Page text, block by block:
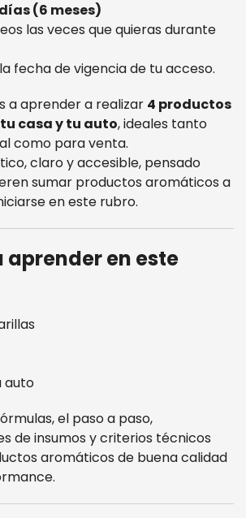
(6 meses)
las veces que quieras durante
fecha de vigencia de tu acceso.
a aprender a realizar 4 productos
casa y tu auto, ideales tanto
como para venta.
claro y accesible, pensado
sumar productos aromáticos a
en este rubro.
aprender en este
auto
el paso a paso,
de insumos y criterios técnicos
aromáticos de buena calidad